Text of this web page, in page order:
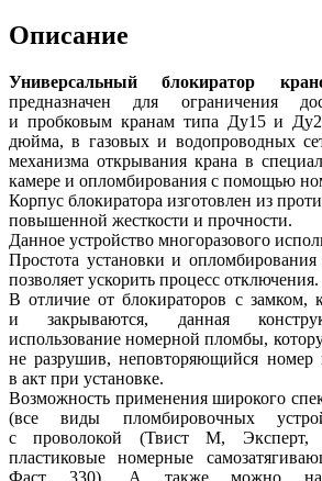
Описание
Универсальный блокиратор
предназначен для ограничения
и пробковым кранам типа Ду15 и
дюйма, в газовых и водопроводных
механизма открывания крана в
камере и опломбирования с помощью
Корпус блокиратора изготовлен из
повышенной жесткости и прочности.
Данное устройство многоразового
Простота установки и опломбирования
позволяет ускорить процесс отключения.
В отличие от блокираторов с замком,
и закрываются, данная
использование номерной пломбы,
не разрушив, неповторяющийся номер
в акт при установке.
Возможность применения широкого
(все виды пломбировочных
с проволокой (Твист М, Эксперт,
пластиковые номерные